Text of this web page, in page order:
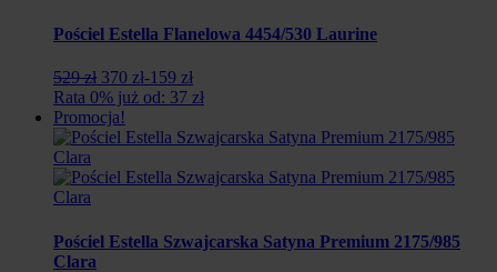
Pościel Estella Flanelowa 4454/530 Laurine
529 zł Pierwotna
cena
wynosiła:
529
370 złAktualna
cena
370
-159 zł
Rata 0% już od: 37 zł
Promocja!
Pościel Estella Szwajcarska Satyna Premium 2175/985
Clara